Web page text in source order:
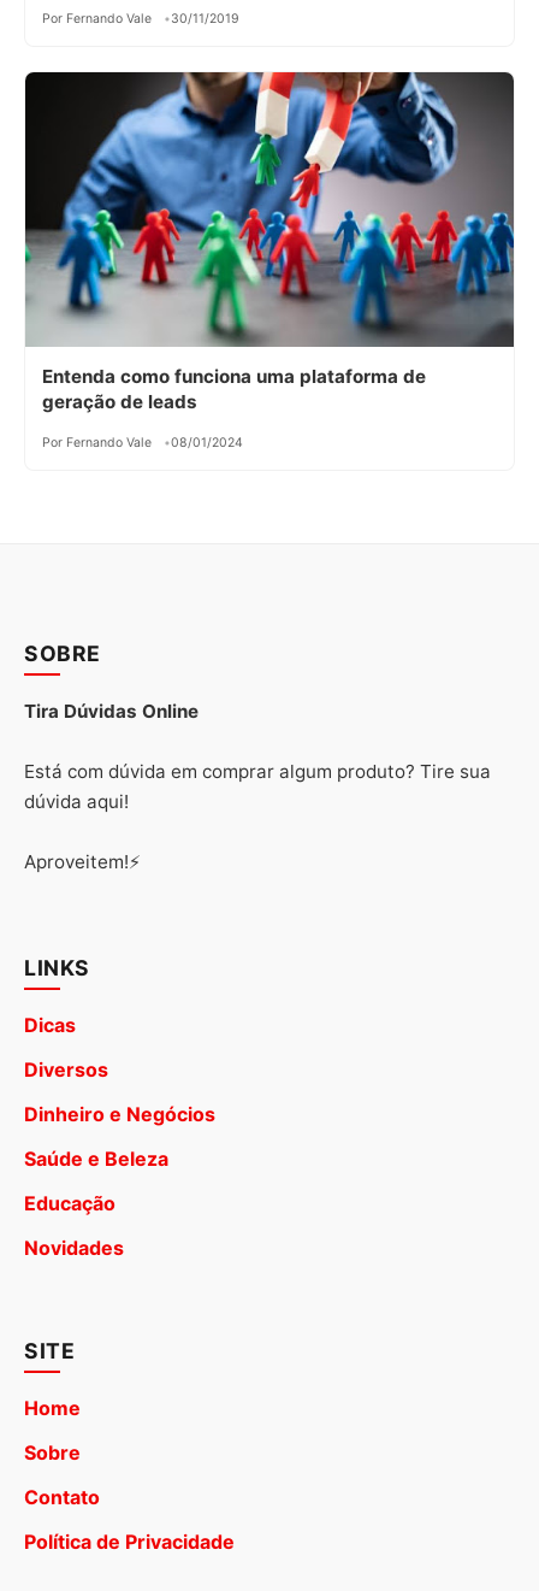
Por Fernando Vale 30/11/2019
Entenda como funciona uma plataforma de
geração de leads
Por Fernando Vale 08/01/2024
SOBRE
Tira Dúvidas Online
Está com dúvida em comprar algum produto? Tire sua
dúvida aqui!
Aproveitem!⚡
LINKS
Dicas
Diversos
Dinheiro e Negócios
Saúde e Beleza
Educação
Novidades
SITE
Home
Sobre
Contato
Política de Privacidade